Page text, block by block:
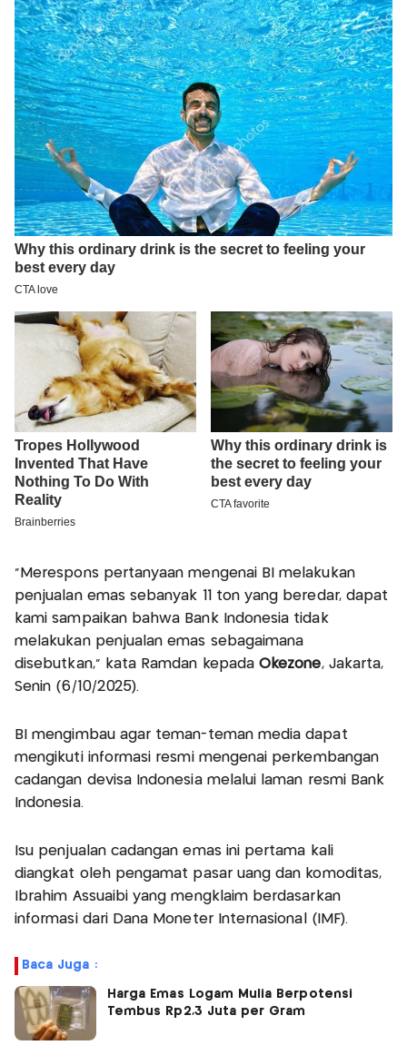
“Merespons pertanyaan mengenai BI melakukan
penjualan emas sebanyak 11 ton yang beredar, dapat
kami sampaikan bahwa Bank Indonesia tidak
melakukan penjualan emas sebagaimana
disebutkan,” kata Ramdan kepadaOkezone, Jakarta,
Senin (6/10/2025).
BI mengimbau agar teman-teman media dapat
mengikuti informasi resmi mengenai perkembangan
cadangan devisa Indonesia melalui laman resmi Bank
Indonesia.
Isu penjualan cadangan emas ini pertama kali
diangkat oleh pengamat pasar uang dan komoditas,
Ibrahim Assuaibi yang mengklaim berdasarkan
informasi dari Dana Moneter Internasional (IMF).
Baca Juga :
Harga Emas Logam Mulia Berpotensi
Tembus Rp2,3 Juta per Gram